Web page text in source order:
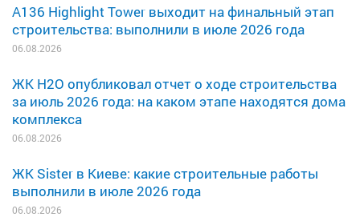
A136 Highlight Tower выходит на финальный этап
строительства: выполнили в июле 2026 года
06.08.2026
ЖК H2O опубликовал отчет о ходе строительства
за июль 2026 года: на каком этапе находятся дома
комплекса
06.08.2026
ЖК Sister в Киеве: какие строительные работы
выполнили в июле 2026 года
06.08.2026